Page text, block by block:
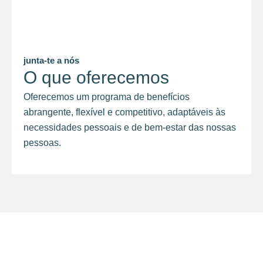
junta-te a nós
O que oferecemos
Oferecemos um programa de benefícios
abrangente, flexível e competitivo, adaptáveis às
necessidades pessoais e de bem-estar das nossas
pessoas.